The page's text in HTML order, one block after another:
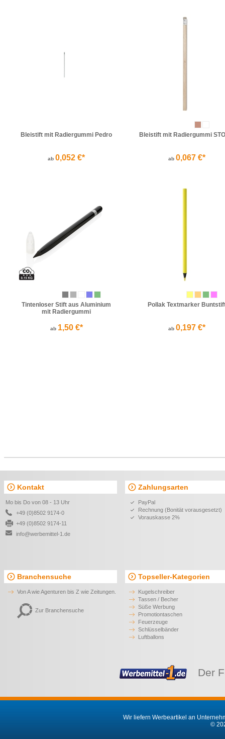
Bleistift mit Radiergummi Pedro
ab 0,052 €*
Bleistift mit Radiergummi
ab 0,067 €*
Tintenloser Stift aus Aluminium
mit Radiergummi
ab 1,50 €*
Pollak Textmarker
ab 0,197 €*
Kontakt
Mo bis Do von 08 - 13 Uhr
+49 (0)8502 9174-0
+49 (0)8502 9174-11
info@werbemittel-1.de
Zahlungsarten
PayPal
Rechnung (Bonität vorausgesetzt)
Vorauskasse 2%
Branchensuche
Von A wie Agenturen bis Z wie Zeitungen.
Zur Branchensuche
Topseller-Kategorien
Kugelschreiber
Tassen / Becher
Süße Werbung
Promotiontaschen
Feuerzeuge
Schlüsselbänder
Luftballons
Der
Wir liefern Werbeartikel an
©